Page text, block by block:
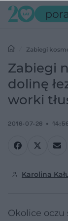
Zabiegi
opadanie powiek i
Zabiegi
dolinę
worki
2016-07-26
Karolina
Okolice oczu